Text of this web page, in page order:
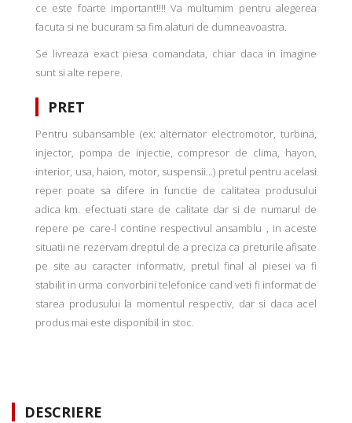
ce este foarte important!!!! Va multumim pentru alegerea
facuta si ne bucuram sa fim alaturi de dumneavoastra.
Se livreaza exact piesa comandata, chiar daca in imagine
sunt si alte repere.
PRET
Pentru subansamble (ex: alternator electromotor, turbina,
injector, pompa de injectie, compresor de clima, hayon,
interior, usa, haion, motor, suspensii...) pretul pentru acelasi
reper poate sa difere in functie de calitatea produsului
adica km. efectuati stare de calitate dar si de numarul de
repere pe care-l contine respectivul ansamblu , in aceste
situatii ne rezervam dreptul de a preciza ca preturile afisate
pe site au caracter informativ, pretul final al piesei va fi
stabilit in urma convorbirii telefonice cand veti fi informat de
starea produsului la momentul respectiv, dar si daca acel
produs mai este disponibil in stoc.
DESCRIERE